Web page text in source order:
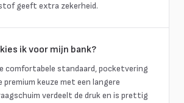
geeft extra zekerheid.
ik voor mijn bank?
comfortabele standaard, pocketvering
premium keuze met een langere
verdeelt de druk en is prettig